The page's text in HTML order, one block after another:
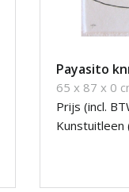
Payasito
65 x 87 x 0
Prijs (incl.
Kunstuitleen